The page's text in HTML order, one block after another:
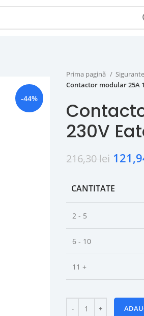
-44%
Prima pagină
Contactor modular 25A
230V
216,30lei
CANTITATE
2 - 5
6 - 10
11 +